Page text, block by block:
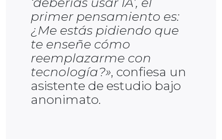
primer pensamiento es:
¿Me estás pidiendo que
te enseñe cómo
reemplazarme con
tecnología?», confiesa un
asistente de estudio bajo
anonimato.